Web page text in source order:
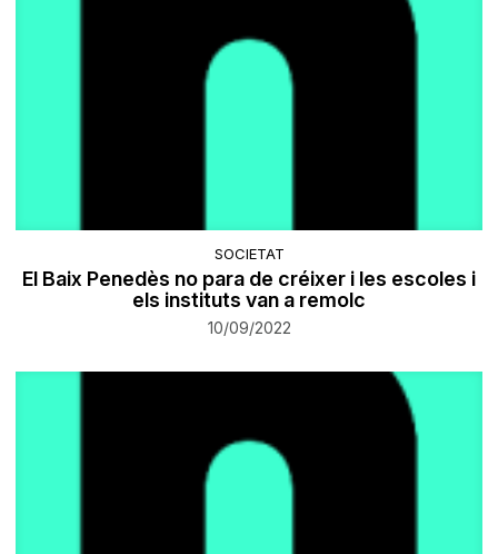
SOCIETAT
El Baix Penedès no para de créixer i les escoles i
els instituts van a remolc
10/09/2022